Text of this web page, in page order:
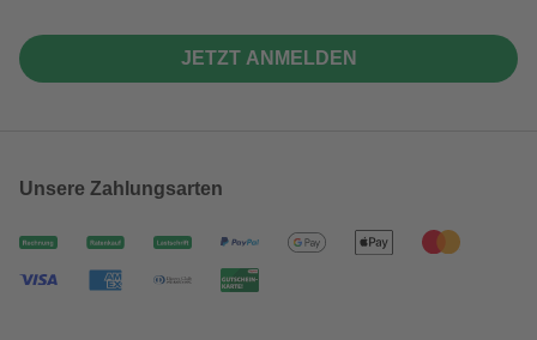
JETZT ANMELDEN
Unsere Zahlungsarten